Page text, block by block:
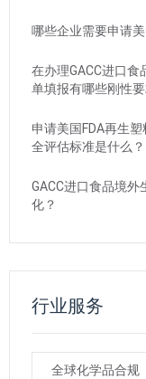
哪些企业需要申请
在办理GACC进口
单填报有哪些刚性要
申请美国FDA再生
全评估标准是什么？
GACC进口食品境
化？
行业服务
全球化学品合规